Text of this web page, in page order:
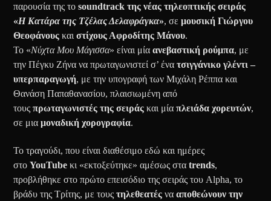
παρουσία της τοsoundtrack της νέας τηλεοπτικής σειράς
«Η Κατάρα της Τζέλας Δελαφράγκα», σεμουσική Γιώργου
Θεοφάνους καιστίχους Αφροδίτης Μάνου.
Το «Νύχτα Μου Μάγισσα» είναι μίαανεβαστική ρούμπα, με
την Πέγκυ Ζήνα να πρωταγωνιστεί σ’ ένατσιγγάνικο γλέντι –
υπερπαραγωγή, με την υπογραφή των Μιχάλη Ρέππα και
Θανάση Παπαθανασίου, πλαισιωμένη από
τουςπρωταγωνιστές της σειράς και μίαπλειάδα χορευτών,
σε μιαμοναδική χορογραφία.
Το τραγούδι, που είναι διαθέσιμο εδώ και ημέρες
στο YouTube κι «εκτοξεύτηκε» αμέσως σταtrends,
προβλήθηκε στο πρώτο επεισόδιο της σειράς του Alpha, το
βράδυ της Τρίτης, με τουςτηλεθεατές νααποθεώνουν την